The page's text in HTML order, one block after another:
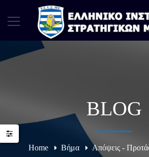
BLOG
Home Βήμα
Απόψεις -